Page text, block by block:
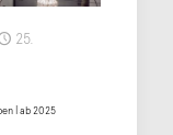
25.
| ab 2025